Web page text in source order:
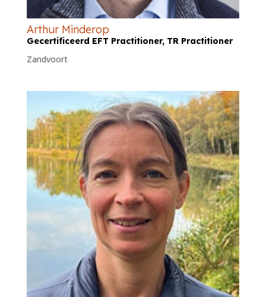
Arthur Minderop
Gecertificeerd EFT Practitioner, TR Practitioner
Zandvoort